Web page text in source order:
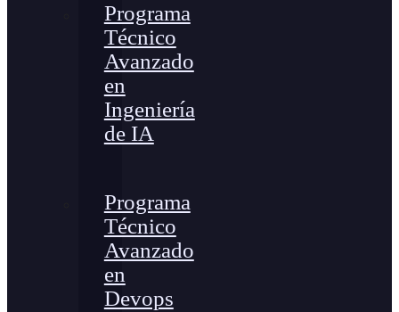
Programa
Técnico
Avanzado
en
Ingeniería
de IA
Programa
Técnico
Avanzado
en
Devops